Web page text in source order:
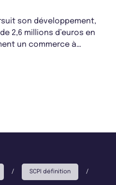
son développement,
2,6 millions d’euros en
un commerce à
logisti...
/ SCPI définition /